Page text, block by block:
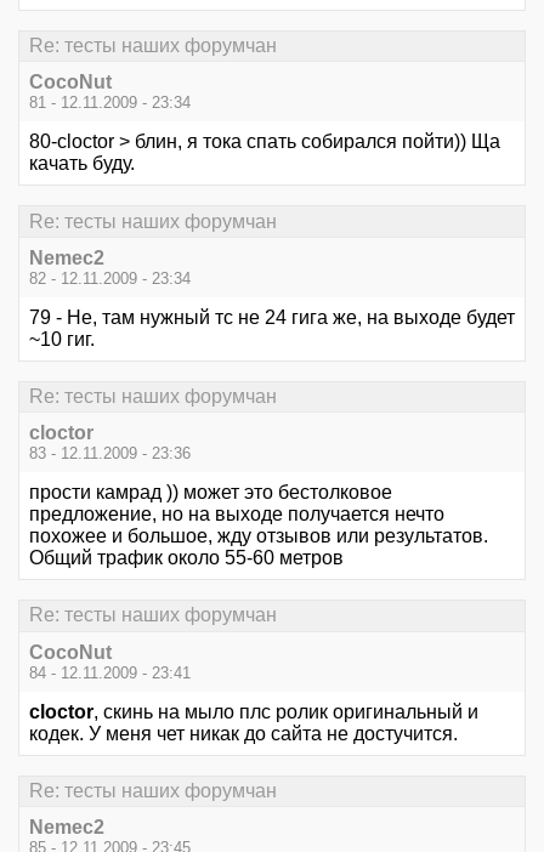
Re: тесты наших форумчан
CocoNut
81 - 12.11.2009 - 23:34
80-cloctor > блин, я тока спать собирался пойти)) Ща
качать буду.
Re: тесты наших форумчан
Nemec2
82 - 12.11.2009 - 23:34
79 - Не, там нужный тс не 24 гига же, на выходе будет
~10 гиг.
Re: тесты наших форумчан
cloctor
83 - 12.11.2009 - 23:36
прости камрад )) может это бестолковое
предложение, но на выходе получается нечто
похожее и большое, жду отзывов или результатов.
Общий трафик около 55-60 метров
Re: тесты наших форумчан
CocoNut
84 - 12.11.2009 - 23:41
cloctor, скинь на мыло плс ролик оригинальный и
кодек. У меня чет никак до сайта не достучится.
Re: тесты наших форумчан
Nemec2
85 - 12.11.2009 - 23:45